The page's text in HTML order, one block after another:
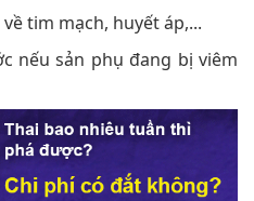
tim mạch, huyết áp,...
nếu sản phụ đang bị viêm